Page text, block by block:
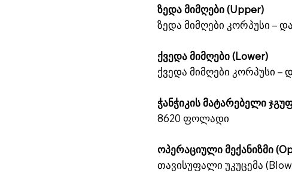
ზედა მიმღები (Upper)
ზედა მიმღები კორპუსი –
ქვედა მიმღები (Lower)
ქვედა მიმღები კორპუსი –
ჭანჭიკის მატარებელი
8620 ფოლადი
ოპერაციული მექანიზმი
თავისუფალი უკუცემა